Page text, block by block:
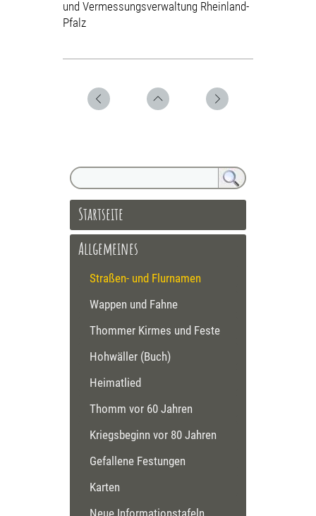
und Vermessungsverwaltung Rheinland-
Pfalz
Startseite
Allgemeines
Straßen- und Flurnamen
Wappen und Fahne
Thommer Kirmes und Feste
Hohwäller (Buch)
Heimatlied
Thomm vor 60 Jahren
Kriegsbeginn vor 80 Jahren
Gefallene Festungen
Karten
Neue Informationstafeln